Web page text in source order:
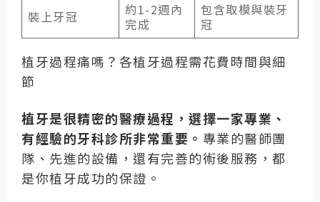
裝上牙冠
約1-2週內
完成
包含取模與裝牙
冠
植牙過程痛嗎？各植牙過程需花費時間與細
節
植牙是很精密的醫療過程，選擇一家專業、
有經驗的牙科診所非常重要。 專業的醫師團
隊、先進的設備，還有完善的術後服務，都
是你植牙成功的保證。